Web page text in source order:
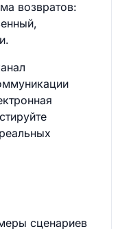
возвратов:
сценариев